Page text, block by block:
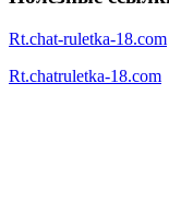
Rt.chat-ruletka-18.com
Rt.chatruletka-18.com